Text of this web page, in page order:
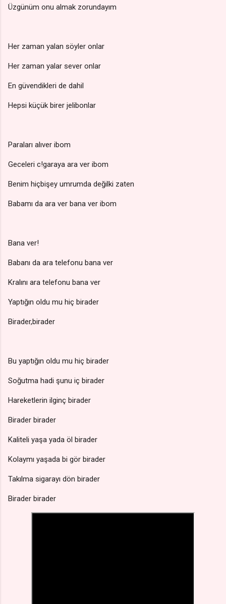
Üzgünüm onu almak zorundayım
Her zaman yalan söyler onlar
Her zaman yalar sever onlar
En güvendikleri de dahil
Hepsi küçük birer jelibonlar
Paraları alıver ibom
Geceleri c!garaya ara ver ibom
Benim hiçbişey umrumda değilki zaten
Babamı da ara ver bana ver ibom
Bana ver!
Babanı da ara telefonu bana ver
Kralını ara telefonu bana ver
Yaptığın oldu mu hiç birader
Birader,birader
Bu yaptığın oldu mu hiç birader
Soğutma hadi şunu iç birader
Hareketlerin ilginç birader
Birader birader
Kaliteli yaşa yada öl birader
Kolaymı yaşada bi gör birader
Takılma sigarayı dön birader
Birader birader